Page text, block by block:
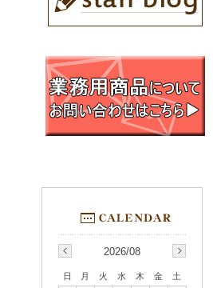
2026/08
日 月 火 水 木 金
土